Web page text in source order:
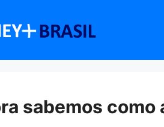
sabemos como